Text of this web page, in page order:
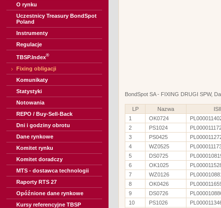
O rynku
Uczestnicy Treasury BondSpot
Poland
Instrumenty
Regulacje
TBSP.Index®
Fixing obligacji
Komunikaty
Statystyki
Notowania
REPO / Buy-Sell-Back
Dni i godziny obrotu
Dane rynkowe
Komitet rynku
Komitet doradczy
MTS - dostawca technologii
Raporty RTS 27
Opóźnione dane rynkowe
Kursy referencyjne TBSP
BondSpot SA - FIXING DRUGI SPW,
LP Nazwa
1
OK0724
2
PS1024
3
PS0425
4
WZ0525
5
DS0725
6
OK1025
7
WZ0126
8
OK0426
9
DS0726
10
PS1026